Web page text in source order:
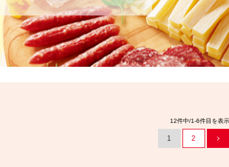
12件中/1-6件目を表示
1 2